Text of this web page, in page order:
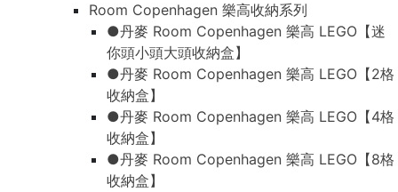
Room Copenhagen 樂高收納系列
●丹麥 Room Copenhagen 樂高 LEGO【迷
你頭小頭大頭收納盒】
●丹麥 Room Copenhagen 樂高 LEGO【2格
收納盒】
●丹麥 Room Copenhagen 樂高 LEGO【4格
收納盒】
●丹麥 Room Copenhagen 樂高 LEGO【8格
收納盒】